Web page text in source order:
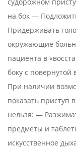
на бок —
Придерживать
окружающие
пациента в
боку с
При наличии
показать приступ
нельзя: —
предметы и
искусственное